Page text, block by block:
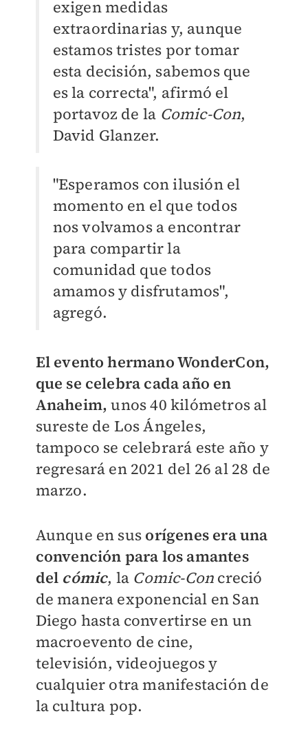
exigen medidas
extraordinarias y, aunque
estamos tristes por tomar
esta decisión, sabemos que
es la correcta", afirmó el
portavoz de la Comic-Con,
David Glanzer.
"Esperamos con ilusión el
momento en el que todos
nos volvamos a encontrar
para compartir la
comunidad que todos
amamos y disfrutamos",
agregó.
El evento hermano WonderCon,
que se celebra cada año en
Anaheim,unos 40 kilómetros al
sureste de Los Ángeles,
tampoco se celebrará este año y
regresará en 2021 del 26 al 28 de
marzo.
Aunque en sus orígenes era una
convención para los amantes
del cómic, la Comic-Con creció
de manera exponencial en San
Diego hasta convertirse en un
macroevento de cine,
televisión, videojuegos y
cualquier otra manifestación de
la cultura pop.